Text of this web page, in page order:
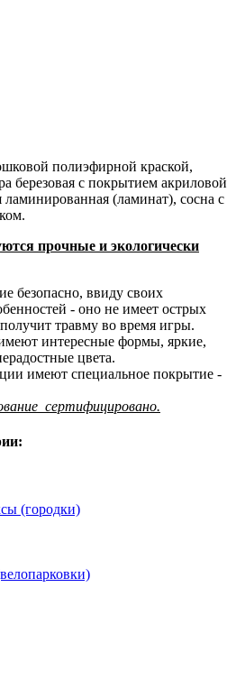
полиэфирной краской,
березовая с покрытием акриловой
ламинированная (ламинат), сосна с
прочные и экологически
безопасно, ввиду своих
- оно не имеет острых
травму во время игры.
интересные формы, яркие,
цвета.
имеют специальное покрытие -
сертифицировано.
(городки)